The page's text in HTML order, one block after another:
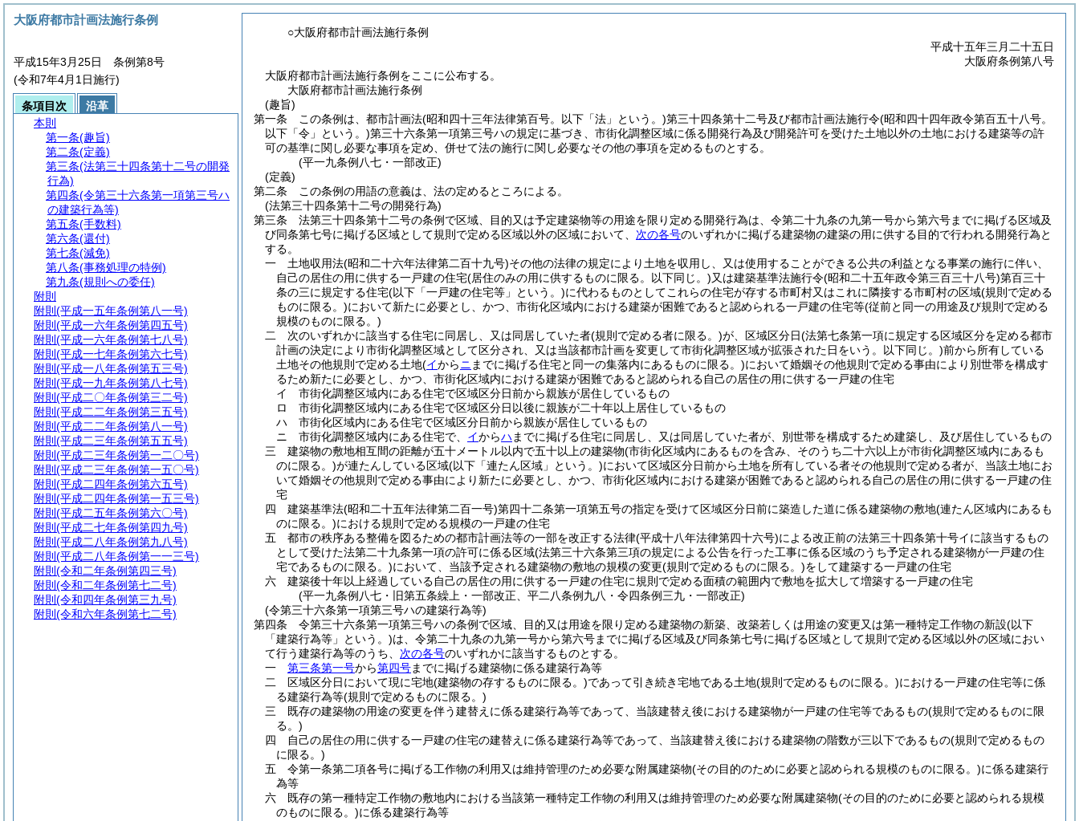
○大阪府都市計画法施行条例
平成十五年三月二十五日
大阪府条例第八号
大阪府都市計画法施行条例をここに公布する。
大阪府都市計画法施行条例
(趣旨)
第一条
この条例は、都市計画法(昭和四十三年法律第百号。以下「法」という。)第三十四条第十二号及び都市計画法施行令(昭和四十四年政令第百五十八号。
以下「令」という。)第三十六条第一項第三号ハの規定に基づき、市街化調整区域に係る開発行為及び開発許可を受けた土地以外の土地における建築等の許
可の基準に関し必要な事項を定め、併せて法の施行に関し必要なその他の事項を定めるものとする。
(平一九条例八七・一部改正)
(定義)
第二条
この条例の用語の意義は、法の定めるところによる。
(法第三十四条第十二号の開発行為)
第三条
法第三十四条第十二号の条例で区域、目的又は予定建築物等の用途を限り定める開発行為は、令第二十九条の九第一号から第六号までに掲げる区域及
び同条第七号に掲げる区域として規則で定める区域以外の区域において、 次の各号のいずれかに掲げる建築物の建築の用に供する目的で行われる開発行為と
する。
一
土地収用法(昭和二十六年法律第二百十九号)その他の法律の規定により土地を収用し、又は使用することができる公共の利益となる事業の施行に伴い、
自己の居住の用に供する一戸建の住宅(居住のみの用に供するものに限る。以下同じ。)又は建築基準法施行令(昭和二十五年政令第三百三十八号)第百三十
条の三に規定する住宅(以下「一戸建の住宅等」という。)に代わるものとしてこれらの住宅が存する市町村又はこれに隣接する市町村の区域(規則で定める
ものに限る。)において新たに必要とし、かつ、市街化区域内における建築が困難であると認められる一戸建の住宅等(従前と同一の用途及び規則で定める
規模のものに限る。)
二
次のいずれかに該当する住宅に同居し、又は同居していた者(規則で定める者に限る。)が、区域区分日(法第七条第一項に規定する区域区分を定める都市
計画の決定により市街化調整区域として区分され、又は当該都市計画を変更して市街化調整区域が拡張された日をいう。以下同じ。)前から所有している
土地その他規則で定める土地(イからニ までに掲げる住宅と同一の集落内にあるものに限る。)において婚姻その他規則で定める事由により別世帯を構成す
るため新たに必要とし、かつ、市街化区域内における建築が困難であると認められる自己の居住の用に供する一戸建の住宅
イ
市街化調整区域内にある住宅で区域区分日前から親族が居住しているもの
ロ
市街化調整区域内にある住宅で区域区分日以後に親族が二十年以上居住しているもの
ハ
市街化区域内にある住宅で区域区分日前から親族が居住しているもの
ニ
市街化調整区域内にある住宅で、 イからハ までに掲げる住宅に同居し、又は同居していた者が、別世帯を構成するため建築し、及び居住しているもの
三
建築物の敷地相互間の距離が五十メートル以内で五十以上の建築物(市街化区域内にあるものを含み、そのうち二十六以上が市街化調整区域内にあるも
のに限る。)が連たんしている区域(以下「連たん区域」という。)において区域区分日前から土地を所有している者その他規則で定める者が、当該土地にお
いて婚姻その他規則で定める事由により新たに必要とし、かつ、市街化区域内における建築が困難であると認められる自己の居住の用に供する一戸建の住
宅
四
建築基準法(昭和二十五年法律第二百一号)第四十二条第一項第五号の指定を受けて区域区分日前に築造した道に係る建築物の敷地(連たん区域内にあるも
のに限る。)における規則で定める規模の一戸建の住宅
五
都市の秩序ある整備を図るための都市計画法等の一部を改正する法律(平成十八年法律第四十六号)による改正前の法第三十四条第十号イに該当するもの
として受けた法第二十九条第一項の許可に係る区域(法第三十六条第三項の規定による公告を行った工事に係る区域のうち予定される建築物が一戸建の住
宅であるものに限る。)において、当該予定される建築物の敷地の規模の変更(規則で定めるものに限る。)をして建築する一戸建の住宅
六
建築後十年以上経過している自己の居住の用に供する一戸建の住宅に規則で定める面積の範囲内で敷地を拡大して増築する一戸建の住宅
(平一九条例八七・旧第五条繰上・一部改正、平二八条例九八・令四条例三九・一部改正)
(令第三十六条第一項第三号ハの建築行為等)
第四条
令第三十六条第一項第三号ハの条例で区域、目的又は用途を限り定める建築物の新築、改築若しくは用途の変更又は第一種特定工作物の新設(以下
「建築行為等」という。)は、令第二十九条の九第一号から第六号までに掲げる区域及び同条第七号に掲げる区域として規則で定める区域以外の区域におい
て行う建築行為等のうち、 次の各号のいずれかに該当するものとする。
一
第三条第一号から第四号までに掲げる建築物に係る建築行為等
二
区域区分日において現に宅地(建築物の存するものに限る。)であって引き続き宅地である土地(規則で定めるものに限る。)における一戸建の住宅等に係
る建築行為等(規則で定めるものに限る。)
三
既存の建築物の用途の変更を伴う建替えに係る建築行為等であって、当該建替え後における建築物が一戸建の住宅等であるもの(規則で定めるものに限
る。)
四
自己の居住の用に供する一戸建の住宅の建替えに係る建築行為等であって、当該建替え後における建築物の階数が三以下であるもの(規則で定めるもの
に限る。)
五
令第一条第二項各号に掲げる工作物の利用又は維持管理のため必要な附属建築物(その目的のために必要と認められる規模のものに限る。)に係る建築行
為等
六
既存の第一種特定工作物の敷地内における当該第一種特定工作物の利用又は維持管理のため必要な附属建築物(その目的のために必要と認められる規模
のものに限る。)に係る建築行為等
大阪府都市計画法施行条例
平成15年3月25日 条例第8号
(令和7年4月1日施行)
条項目次
沿革
本則
第一条(趣旨)
第二条(定義)
第三条(法第三十四条第十二号の開発
行為)
第四条(令第三十六条第一項第三号ハ
の建築行為等)
第五条(手数料)
第六条(還付)
第七条(減免)
第八条(事務処理の特例)
第九条(規則への委任)
附則
附則 (平成一五年条例第八一号)
附則 (平成一六年条例第四五号)
附則 (平成一六年条例第七八号)
附則 (平成一七年条例第六七号)
附則 (平成一八年条例第五三号)
附則 (平成一九年条例第八七号)
附則 (平成二〇年条例第三二号)
附則 (平成二二年条例第三五号)
附則 (平成二二年条例第八一号)
附則 (平成二三年条例第五五号)
附則 (平成二三年条例第一二〇号)
附則 (平成二三年条例第一五〇号)
附則 (平成二四年条例第六五号)
附則 (平成二四年条例第一五三号)
附則 (平成二五年条例第六〇号)
附則 (平成二七年条例第四九号)
附則 (平成二八年条例第九八号)
附則 (平成二八年条例第一一三号)
附則 (令和二年条例第四三号)
附則 (令和二年条例第七二号)
附則 (令和四年条例第三九号)
附則 (令和六年条例第七二号)